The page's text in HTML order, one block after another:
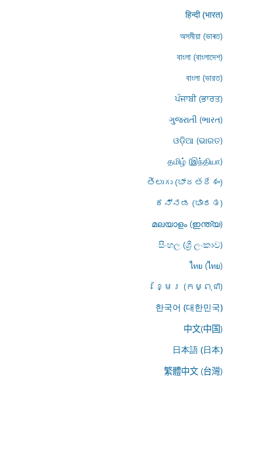
हिन्दी (भारत)
অসমীয়া (ভাৰত)
বাংলা (বাংলাদেশ)
বাংলা (ভারত)
ਪੰਜਾਬੀ (ਭਾਰਤ)
ગુજરાતી (ભારત)
ଓଡ଼ିଆ (ଭାରତ)
தமிழ் (இந்தியா)
తెలుగు (భారతదేశం)
ಕನ್ನಡ (ಭಾರತ)
മലയാളം (ഇന്ത്യ)
සිංහල (ශ්‍රී ලංකාව)
ไทย (ไทย)
ខ្មែរ (កម្ពុជា)
한국어 (대한민국)
中文(中国)
日本語 (日本)
繁體中文 (台灣)